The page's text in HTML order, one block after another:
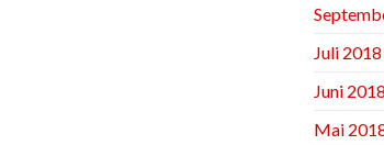
Juli 2018
Juni 2018
Mai